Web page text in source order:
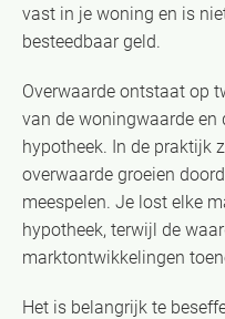
vast in je woning en is
besteedbaar geld.
Overwaarde ontstaat op
van de woningwaarde en
hypotheek. In de praktijk
overwaarde groeien
meespelen. Je lost elke
hypotheek, terwijl de
marktontwikkelingen
Het is belangrijk te